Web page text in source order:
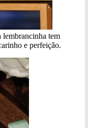
lembrancinha tem
e perfeição.